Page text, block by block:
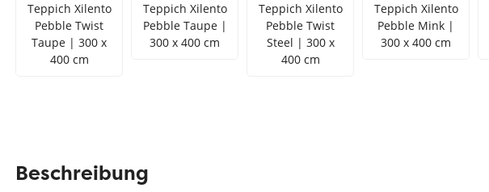
Zur Kategorie Teppich Farben
Teppich Xilento
Pebble Twist
Taupe | 300 x
400 cm
Teppich Xilento
Pebble Taupe |
300 x 400 cm
Teppich Xilento
Pebble Twist
Steel | 300 x
400 cm
Teppich Xilento
Pebble Mink |
300 x 400 cm
Beschreibung